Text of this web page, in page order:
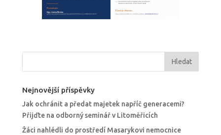
Nejnovější příspěvky
Jak ochránit a předat majetek napříč generacemi?
Přijďte na odborný seminář v Litoměřicích
Žáci nahlédli do prostředí Masarykovi nemocnice